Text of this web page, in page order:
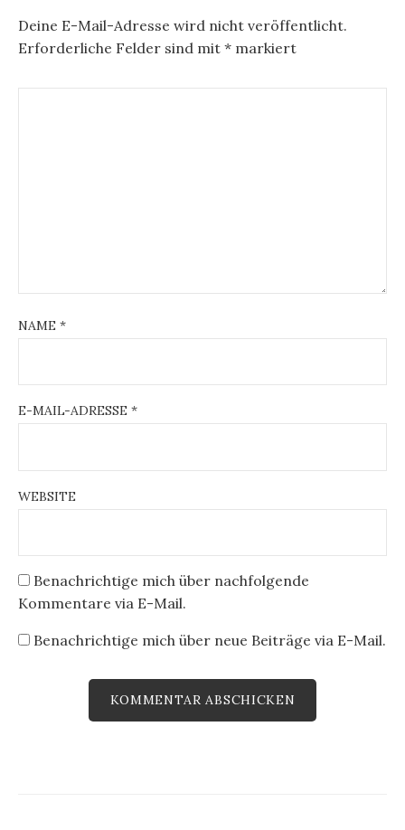
Deine E-Mail-Adresse wird nicht veröffentlicht.
Erforderliche Felder sind mit * markiert
NAME *
E-MAIL-ADRESSE *
WEBSITE
Benachrichtige mich über nachfolgende
Kommentare via E-Mail.
Benachrichtige mich über neue Beiträge via E-Mail.